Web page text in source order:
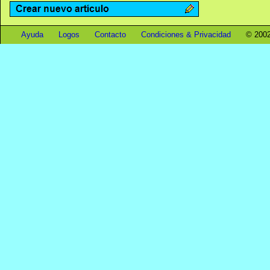
Ayuda Logos Contacto Condiciones & Privacidad ©